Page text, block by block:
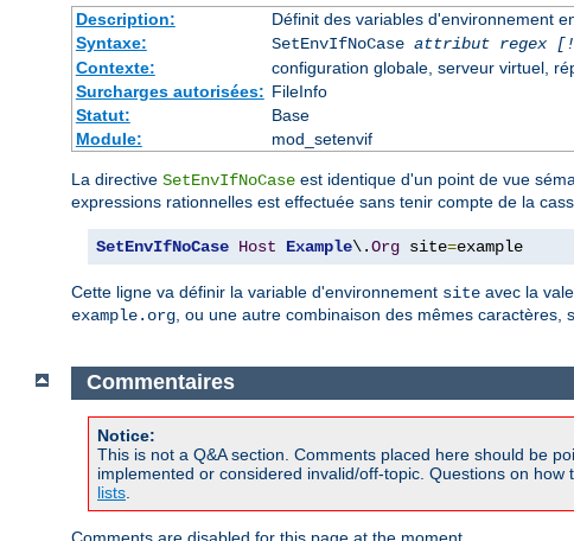
Description:
Définit des variables d'environnement
Syntaxe:
SetEnvIfNoCase attribut regex
Contexte:
configuration globale, serveur virtuel,
Surcharges autorisées: FileInfo
Statut:
Base
Module:
mod_setenvif
La directive SetEnvIfNoCase est identique d'un point de vue
expressions rationnelles est effectuée sans tenir compte de la
SetEnvIfNoCase Host Example\.Org site=example
Cette ligne va définir la variable d'environnement site avec la
example.org , ou une autre combinaison des mêmes caractères,
Commentaires
Notice:
This is not a Q&A section. Comments placed here should be
implemented or considered invalid/off-topic. Questions on
lists